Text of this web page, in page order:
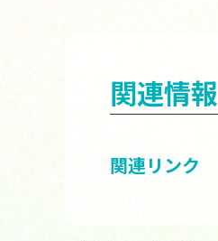
関連情報
関連リンク